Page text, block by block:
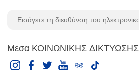
Μεσα ΚΟΙΝΩΝΙΚΗΣ ΔΙΚΤΥΩΣΗΣ